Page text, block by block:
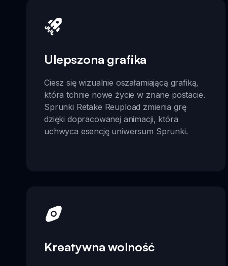
Ulepszona grafika
Ciesz się wizualnie oszałamiającą grafiką,
która tchnie nowe życie w znane postacie.
Sprunki Retake Reupload zmienia grę
dzięki dopracowanej animacji, która
uchwyca esencję uniwersum Sprunki.
Kreatywna wolność